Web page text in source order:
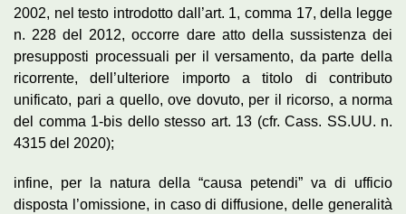
2002, nel testo introdotto dall’art. 1, comma 17, della legge
n. 228 del 2012, occorre dare atto della sussistenza dei
presupposti processuali per il versamento, da parte della
ricorrente, dell’ulteriore importo a titolo di contributo
unificato, pari a quello, ove dovuto, per il ricorso, a norma
del comma 1-bis dello stesso art. 13 (cfr. Cass. SS.UU. n.
4315 del 2020);
infine, per la natura della “causa petendi” va di ufficio
disposta l’omissione, in caso di diffusione, delle generalità